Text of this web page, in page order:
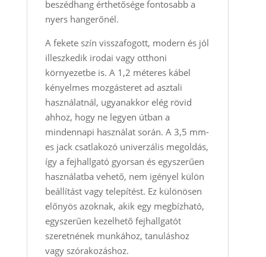
beszédhang érthetősége fontosabb a
nyers hangerőnél.
A fekete szín visszafogott, modern és jól
illeszkedik irodai vagy otthoni
környezetbe is. A 1,2 méteres kábel
kényelmes mozgásteret ad asztali
használatnál, ugyanakkor elég rövid
ahhoz, hogy ne legyen útban a
mindennapi használat során. A 3,5 mm-
es jack csatlakozó univerzális megoldás,
így a fejhallgató gyorsan és egyszerűen
használatba vehető, nem igényel külön
beállítást vagy telepítést. Ez különösen
előnyös azoknak, akik egy megbízható,
egyszerűen kezelhető fejhallgatót
szeretnének munkához, tanuláshoz
vagy szórakozáshoz.